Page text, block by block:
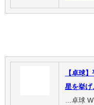
【卓球
星を挙げ
…卓球